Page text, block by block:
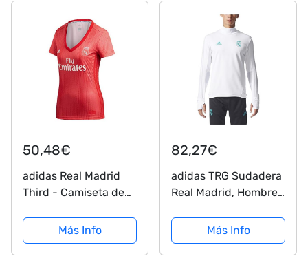
50,48€
adidas Real Madrid
Third - Camiseta de
Más Info
82,27€
adidas TRG Sudadera
Real Madrid, Hombre,
Más Info